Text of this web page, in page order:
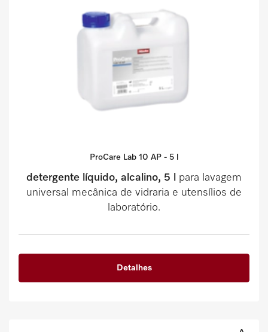
ProCare Lab 10 AP - 5 l
detergente líquido, alcalino, 5 l para lavagem
universal mecânica de vidraria e utensílios de
laboratório.
Detalhes